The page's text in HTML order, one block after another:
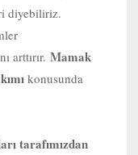
diyebiliriz.
arttırır. Mamak
konusunda
tarafımızdan